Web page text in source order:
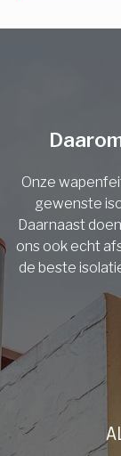
Vorige
Onze
gewenste
Daarnaast
ons ook echt
de beste